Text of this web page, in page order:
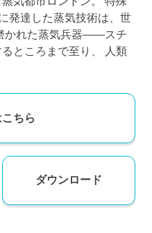
発達した蒸気技術は、世
かれた蒸気兵器――スチ
ところまで至り、 人類
ちら
ダウンロード